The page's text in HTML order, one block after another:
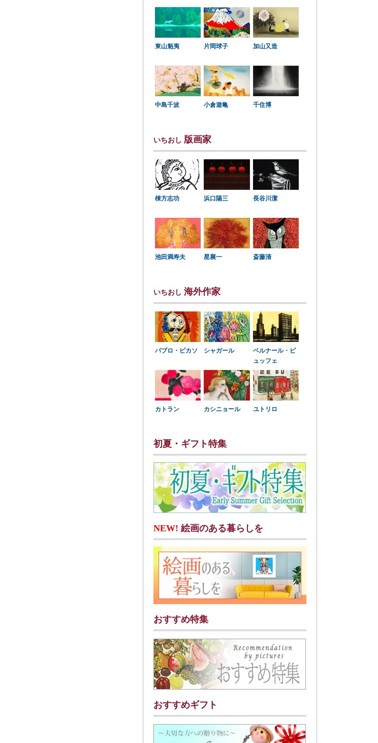
東山魁夷 片岡球子 加山又造
中島千波 小倉遊亀 千住博
いちおし 版画家
棟方志功 浜口陽三 長谷川潔
池田満寿夫 星襄一 斎藤清
いちおし 海外作家
パブロ・ピカソ シャガール
ベルナール・ビ
ュッフェ
カトラン カシニョール ユトリロ
初夏・ギフト特集
NEW! 絵画のある暮らしを
おすすめ特集
おすすめギフト